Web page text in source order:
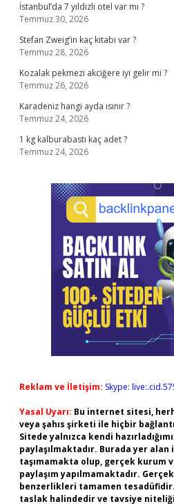
İstanbul’da 7 yıldızlı otel var mı ?
Temmuz 30, 2026
Stefan Zweig’in kaç kitabı var ?
Temmuz 28, 2026
Kozalak pekmezi akciğere iyi gelir mi ?
Temmuz 26, 2026
Karadeniz hangi ayda ısınır ?
Temmuz 24, 2026
1 kg kalburabastı kaç adet ?
Temmuz 24, 2026
Reklam ve İletişim: Skype:
Yasal Uyarı: Bu internet sitesi,
veya şahıs şirketi ile hiçbir
Sitede yalnızca kendi
paylaşılmaktadır. Burada yer
taşımamakta olup, gerçek kurum
paylaşım yapılmamaktadır.
benzerlikleri tamamen
taslak halindedir ve tavsiye